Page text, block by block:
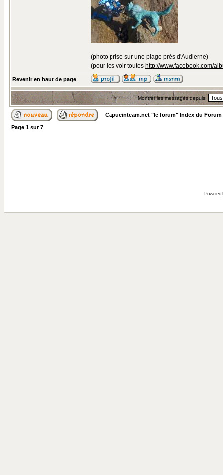
(photo prise sur une plage près d'Audierne)
(pour les voir toutes http://www.facebook.com/
Revenir en haut de page
Montrer les messages depuis:
Capucinteam.net "le forum" Index du Forum
Page 1 sur7
Powered